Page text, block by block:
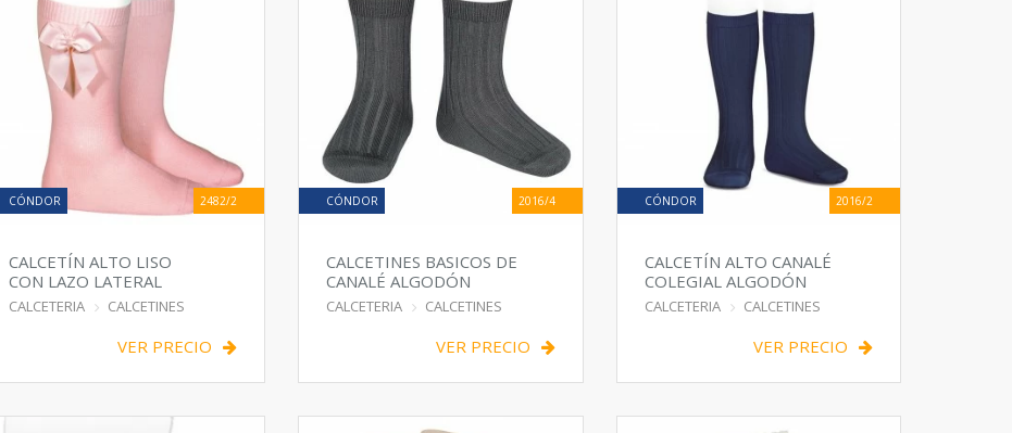
CÓNDOR 2482/2
CALCETÍN ALTO LISO
CON LAZO LATERAL
CALCETERIA CALCETINES
VER PRECIO
CÓNDOR 2016/4
CALCETINES BASICOS DE
CANALÉ ALGODÓN
CALCETERIA CALCETINES
VER PRECIO
CÓNDOR 2016/2
CALCETÍN ALTO CANALÉ
COLEGIAL ALGODÓN
CALCETERIA CALCETINES
VER PRECIO